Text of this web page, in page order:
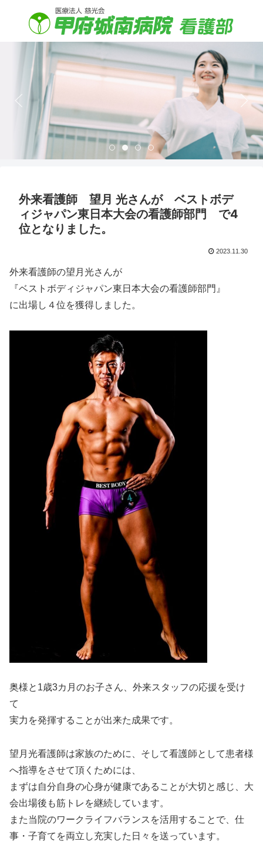
Item 1Item 2Item 3Item 4
外来看護師 望月 光さんが ベストボデ
ィジャパン東日本大会の看護師部門 で4
位となりました。
2023.11.30
外来看護師の望月光さんが
『ベストボディジャパン東日本大会の看護師部門』
に出場し４位を獲得しました。
奥様と1歳3カ月のお子さん、外来スタッフの応援を受け
て
実力を発揮することが出来た成果です。
望月光看護師は家族のために、そして看護師として患者様
へ指導をさせて頂くためには、
まずは自分自身の心身が健康であることが大切と感じ、大
会出場後も筋トレを継続しています。
また当院のワークライフバランスを活用することで、仕
事・子育てを両立し充実した日々を送っています。